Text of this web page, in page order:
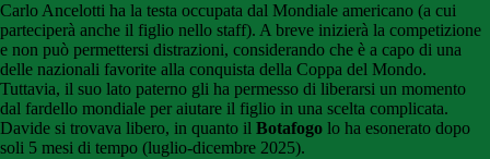
Carlo Ancelotti ha la testa occupata dal Mondiale americano (a cui
parteciperà anche il figlio nello staff). A breve inizierà la competizione
e non può permettersi distrazioni, considerando che è a capo di una
delle nazionali favorite alla conquista della Coppa del Mondo.
Tuttavia, il suo lato paterno gli ha permesso di liberarsi un momento
dal fardello mondiale per aiutare il figlio in una scelta complicata.
Davide si trovava libero, in quanto il Botafogo lo ha esonerato dopo
soli 5 mesi di tempo (luglio-dicembre 2025).